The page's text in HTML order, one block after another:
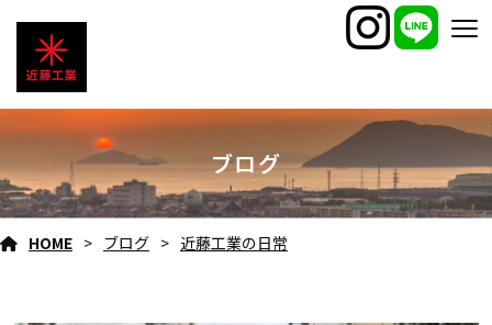
ブログ
HOME ブログ 近藤工業の日常